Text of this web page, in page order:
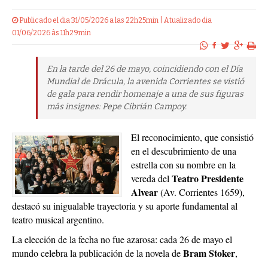
Publicado el dia 31/05/2026 a las 22h25min | Atualizado dia
01/06/2026 às 11h29min
En la tarde del 26 de mayo, coincidiendo con el Día
Mundial de Drácula, la avenida Corrientes se vistió
de gala para rendir homenaje a una de sus figuras
más insignes: Pepe Cibrián Campoy.
El reconocimiento, que consistió
en el descubrimiento de una
estrella con su nombre en la
vereda del Teatro Presidente
Alvear(Av. Corrientes 1659),
destacó su inigualable trayectoria y su aporte fundamental al
teatro musical argentino.
La elección de la fecha no fue azarosa: cada 26 de mayo el
mundo celebra la publicación de la novela deBram Stoker,